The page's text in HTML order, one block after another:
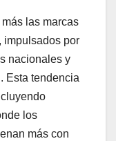
las marcas
impulsados por
nacionales y
Esta tendencia
los
más con